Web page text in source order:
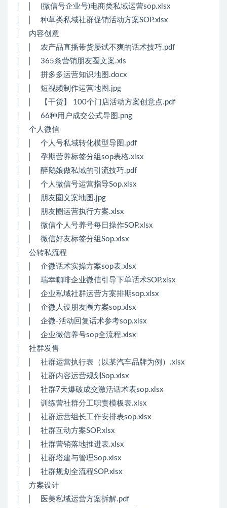
│ │ (微信号企业号)电商类私域运营sop.xlsx
│ │ 种草类私域社群促销活动方案SOP.xlsx
│ 内容创意
│ │ 农产品直播带货屡试不爽的话术技巧.pdf
│ │ 365条营销朋友圈文案.xls
│ │ 拼多多运营知识地图.docx
│ │ 短视频制作运营地图.jpg
│ │ 【干货】 100个门店活动方案创意点.pdf
│ │ 66种用户成交公式导图.png
│ 个人微信
│ │ 个人号私域转化模型导图.pdf
│ │ 孕期营养标签分组sop表格.xlsx
│ │ 醉鹅娘做私域的引流技巧.pdf
│ │ 个人微信号运营指导Sop.xlsx
│ │ 朋友圈文案地图.jpg
│ │ 朋友圈运营执行方案.xlsx
│ │ 微信个人号养号每日操作SOP.xlsx
│ │ 微信好友标签分组Sop.xlsx
│ 公转私流程
│ │ 企微话术实操方案sop表.xlsx
│ │ 瑞幸咖啡企业微信引导下单话术SOP.xlsx
│ │ 企业私域社群运营方案排期sop.xlsx
│ │ 企微人设朋友圈方案sop.xlsx
│ │ 企微-活动回复话术参考sop.xlsx
│ │ 企业微信养号sop全流程.xlsx
│ 社群发售
│ │ 社群运营执行表（以某汽车品牌为例）.xlsx
│ │ 社群内容运营规划Sop.xlsx
│ │ 社群7天爆破成交激活话术表sop.xlsx
│ │ 训练营社群分工职责模板表.xlsx
│ │ 社群运营组长工作安排表sop.xlsx
│ │ 社群互动方案SOP.xlsx
│ │ 社群营销落地推进表.xlsx
│ │ 社群塔建与管理Sop.xlsx
│ │ 社群规划全流程SOP.xlsx
│ 方案设计
│ │ 医美私域运营方案拆解.pdf